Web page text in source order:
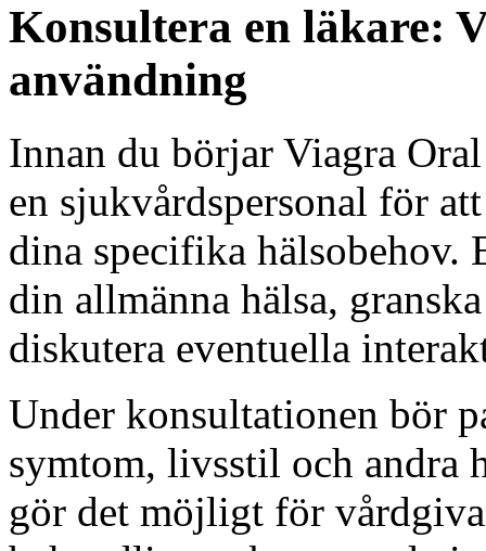
Konsultera en läkare:
användning
Innan du börjar Viagra
en sjukvårdspersonal för
dina specifika hälsobehov.
din allmänna hälsa,
diskutera eventuella
Under konsultationen bör
symtom, livsstil och andra
gör det möjligt för